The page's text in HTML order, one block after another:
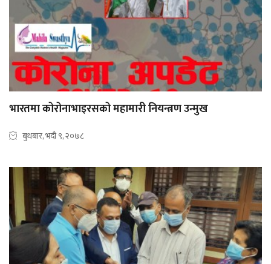
भारतमा कोरोनाभाइरसको महामारी नियन्त्रण उन्मुख
बुधबार, भदौ ९, २०७८